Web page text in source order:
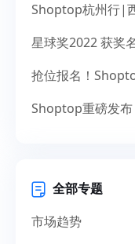
全部专题
市场趋势